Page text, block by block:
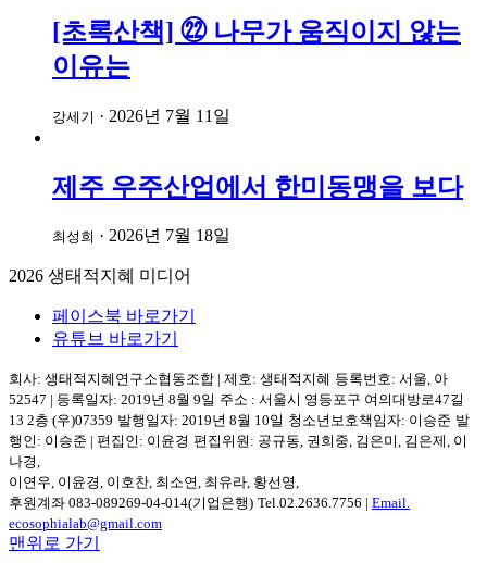
[초록산책] ㉒ 나무가 움직이지 않는
이유는
강세기 · 2026년 7월 11일
제주 우주산업에서 한미동맹을 보다
최성희 · 2026년 7월 18일
2026 생태적지혜 미디어
페이스북 바로가기
유튜브 바로가기
회사: 생태적지혜연구소협동조합 | 제호: 생태적지혜 등록번호: 서울, 아
52547 | 등록일자: 2019년 8월 9일 주소 : 서울시 영등포구 여의대방로47길
13 2층 (우)07359 발행일자: 2019년 8월 10일 청소년보호책임자: 이승준 발
행인: 이승준 | 편집인: 이윤경 편집위원: 공규동, 권희중, 김은미, 김은제, 이
나경,
이연우, 이윤경, 이호찬, 최소연, 최유라, 황선영,
후원계좌 083-089269-04-014(기업은행) Tel.02.2636.7756 | Email.
ecosophialab@gmail.com
맨위로 가기